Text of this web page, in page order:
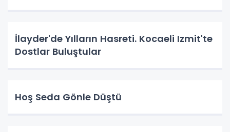
İlayder'de Yılların Hasreti. Kocaeli Izmit'te
Dostlar Buluştular
Hoş Seda Gönle Düştü